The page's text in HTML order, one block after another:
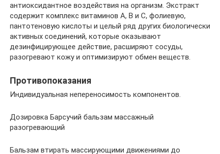
антиоксидантное воздействия на организм. Экстракт
содержит комплекс витаминов А, В и С, фолиевую,
пантотеновую кислоты и целый ряд других биологически
активных соединений, которые оказывают
дезинфицирующее действие, расширяют сосуды,
разогревают кожу и оптимизируют обмен веществ.
Противопоказания
Индивидуальная непереносимость компонентов.
Дозировка Барсучий бальзам массажный
разогревающий
Бальзам втирать массирующими движениями до